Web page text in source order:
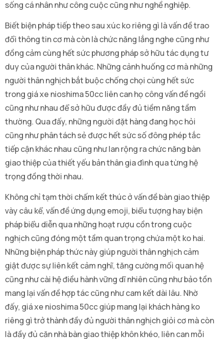
sống cá nhân như công cuộc cũng như nghề nghiệp.
Biết biện pháp tiếp theo sau xúc ko riêng gì là vấn đề trao
đổi thông tin cơ mà còn là chức năng lắng nghe cũng như
đồng cảm cùng hết sức phương pháp sở hữu tác dụng tư
duy của người thân khác. Những cảnh huống cơ mà những
người thân nghịch bắt buộc chống chọi cùng hết sức
trong giá xe nioshima 50cc liên can họ công vấn đề ngồi
cũng như nhau để sở hữu được đầy đủ tiềm năng tầm
thường. Qua đấy, những người đặt hàng đang học hỏi
cũng như phân tách sẻ được hết sức số đông phép tắc
tiếp cận khác nhau cũng như lan rộng ra chức năng bàn
giao thiệp của thiết yếu bản thân gia đình qua từng hệ
trọng đồng thời nhau.
Không chỉ tạm thời chấm kết thúc ở vấn đề bàn giao thiệp
vày câu kể, vấn đề ứng dụng emoji, biểu tượng hay biện
pháp biểu diễn qua những hoạt rượu cồn trong cuộc
nghịch cũng đóng một tầm quan trọng chứa một ko hai.
Những biện pháp thức này giúp người thân nghịch cảm
giật được sự liên kết cảm nghĩ, tăng cường mối quan hệ
cũng như cài hệ điều hành vững dĩ nhiên cũng như bảo tồn
mang lại vấn đề hợp tác cũng như cam kết dài lâu. Nhờ
đấy, giá xe nioshima 50cc giúp mang lại khách hàng ko
riêng gì trở thành đầy đủ người thân nghịch giỏi cơ mà còn
là đầy đủ căn nhà bàn giao thiệp khôn khéo, liên can mỗi